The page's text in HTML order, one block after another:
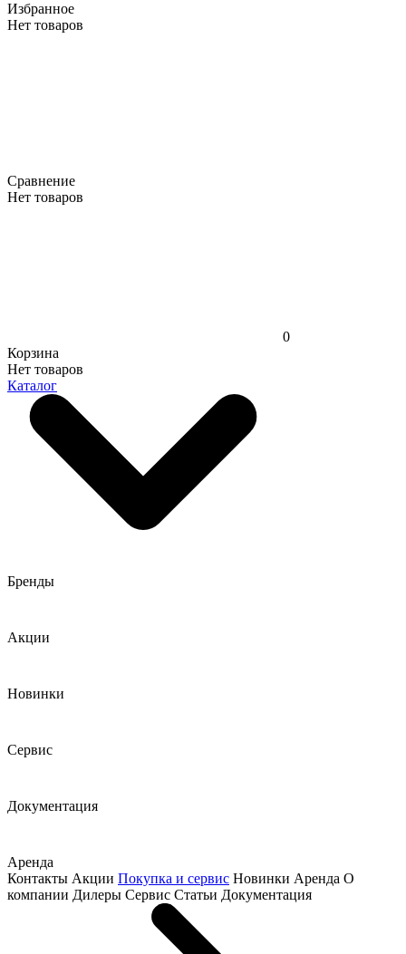
Избранное
Нет товаров
Сравнение
Нет товаров
0
Корзина
Нет товаров
Каталог
Бренды
Акции
Новинки
Сервис
Документация
Аренда
Контакты Акции Покупка и сервис Новинки Аренда О
компании Дилеры Сервис Статьи Документация